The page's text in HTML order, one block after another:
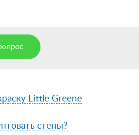
Little Greene
стены?